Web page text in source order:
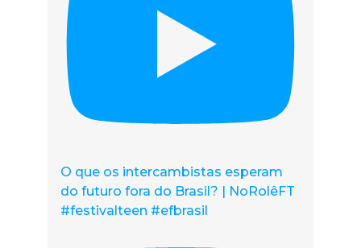
O que os intercambistas esperam
do futuro fora do Brasil? | NoRolêFT
#festivalteen #efbrasil